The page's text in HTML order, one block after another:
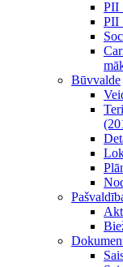
PII
PII
Būvvalde